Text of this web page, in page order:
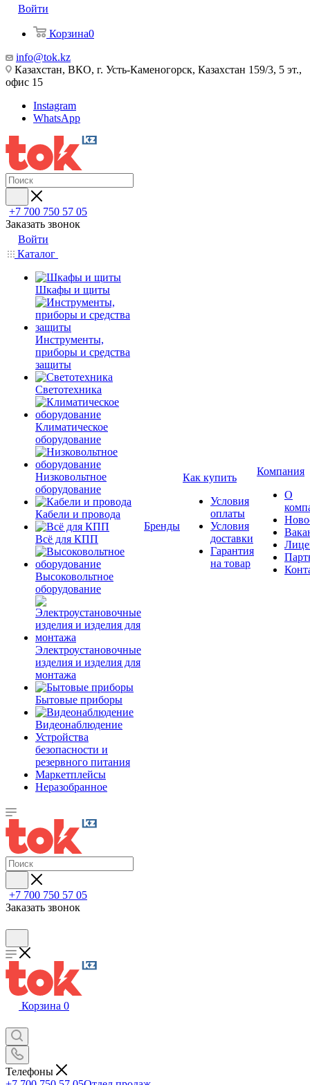
Войти
Корзина0
info@tok.kz
Казахстан, ВКО, г. Усть-Каменогорск, Казахстан 159/3, 5 эт.,
офис 15
Instagram
WhatsApp
+7 700 750 57 05
Заказать звонок
Войти
Каталог
Шкафы и щиты
Инструменты,
приборы и средства
защиты
Светотехника
Климатическое
оборудование
Низковольтное
оборудование
Кабели и провода
Всё для КПП
Высоковольтное
оборудование
Электроустановочные
изделия и изделия для
монтажа
Бытовые приборы
Видеонаблюдение
Устройства
безопасности и
резервного питания
Маркетплейсы
Неразобранное
Бренды
Как купить
Условия
оплаты
Условия
доставки
Гарантия
на товар
Компания
О
+7 700 750 57 05
Заказать звонок
Корзина 0
Телефоны